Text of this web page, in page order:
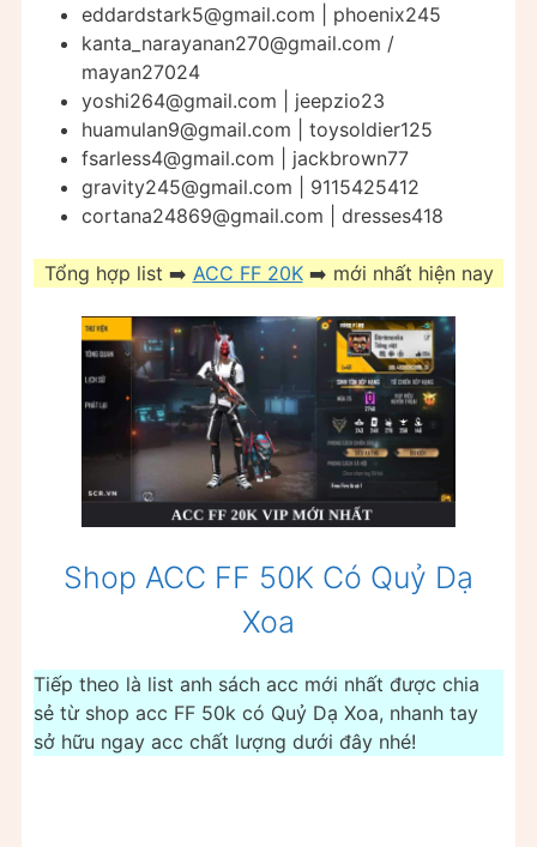
eddardstark5@gmail.com | phoenix245
kanta_narayanan270@gmail.com /
mayan27024
yoshi264@gmail.com | jeepzio23
huamulan9@gmail.com | toysoldier125
fsarless4@gmail.com | jackbrown77
gravity245@gmail.com | 9115425412
cortana24869@gmail.com | dresses418
Tổng hợp list ➡️ ACC FF 20K➡️ mới nhất hiện nay
Shop ACC FF 50K Có Quỷ Dạ
Xoa
Tiếp theo là list anh sách acc mới nhất được chia
sẻ từ shop acc FF 50k có Quỷ Dạ Xoa, nhanh tay
sở hữu ngay acc chất lượng dưới đây nhé!